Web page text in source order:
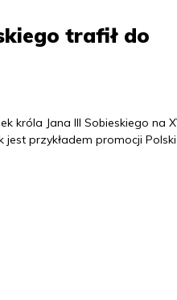
trafił do
króla Jana III Sobieskiego na
przykładem promocji